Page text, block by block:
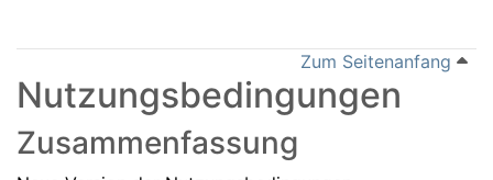
Zum Seitenanfang
Nutzungsbedingungen
Zusammenfassung